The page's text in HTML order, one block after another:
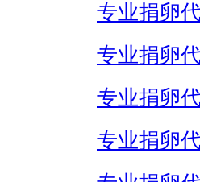
专业捐卵
专业捐卵
专业捐卵
专业捐卵